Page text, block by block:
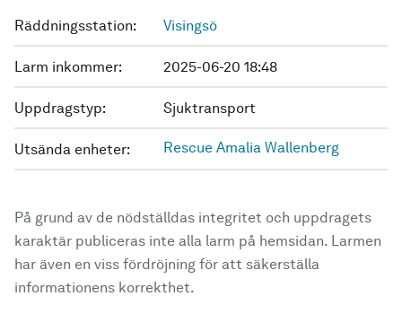
Räddningsstation: Visingsö
Larm inkommer: 2025-06-20 18:48
Uppdragstyp: Sjuktransport
Utsända enheter: Rescue Amalia Wallenberg
På grund av de nödställdas integritet och uppdragets
karaktär publiceras inte alla larm på hemsidan. Larmen
har även en viss fördröjning för att säkerställa
informationens korrekthet.